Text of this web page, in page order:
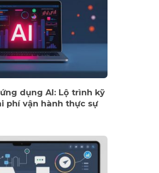
dụng AI: Lộ trình kỹ
phí vận hành thực sự